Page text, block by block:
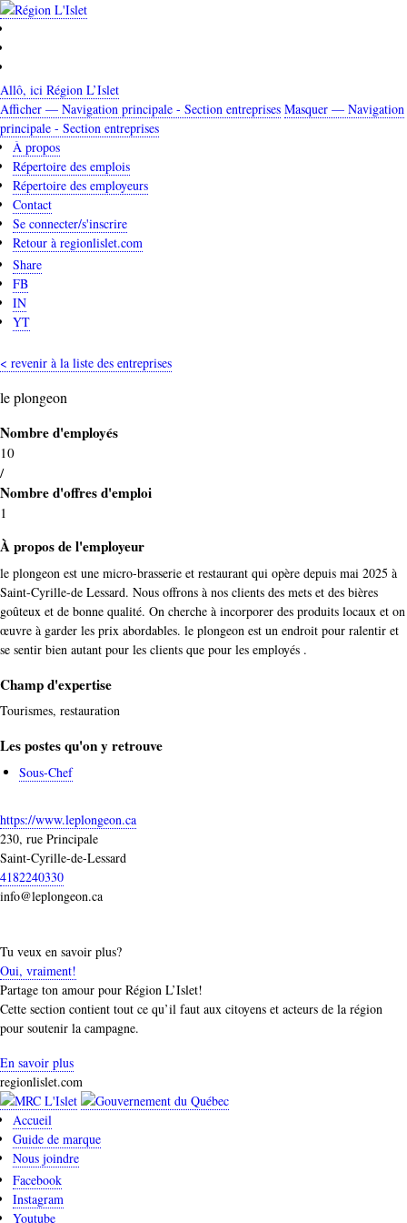
Aller
au
contenu
principal
Allô, ici Région L’Islet
Navigation
principale
-
Section
entreprises
Afficher — Navigation principale - Section entreprises Masquer — Navigation
principale - Section entreprises
À propos
Répertoire des emplois
Répertoire des employeurs
Contact
Se connecter/s'inscrire
Retour à regionlislet.com
Share
FB
IN
YT
< revenir à la liste des entreprises
le plongeon
Nombre d'employés
10
/
Nombre d'offres d'emploi
1
À propos de l'employeur
le plongeon est une micro-brasserie et restaurant qui opère depuis mai 2025 à
Saint-Cyrille-de Lessard. Nous offrons à nos clients des mets et des bières
goûteux et de bonne qualité. On cherche à incorporer des produits locaux et on
œuvre à garder les prix abordables. le plongeon est un endroit pour ralentir et
se sentir bien autant pour les clients que pour les employés .
Champ d'expertise
Tourismes, restauration
Les postes qu'on y retrouve
Sous-Chef
https://www.leplongeon.ca
230, rue Principale
Saint-Cyrille-de-Lessard
4182240330
info@leplongeon.ca
Tu veux en savoir plus?
Oui, vraiment!
Partage ton amour pour Région L’Islet!
Cette section contient tout ce qu’il faut aux citoyens et acteurs de la région
pour soutenir la campagne.
En savoir plus
regionlislet.com
Accueil
Guide de marque
Nous joindre
Facebook
Instagram
Youtube